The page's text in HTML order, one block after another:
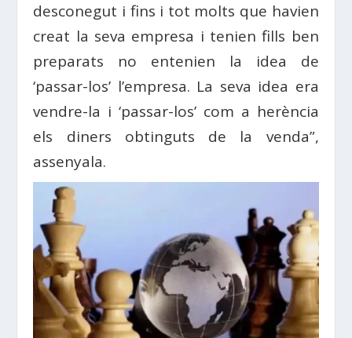
desconegut i fins i tot molts que havien
creat la seva empresa i tenien fills ben
preparats no entenien la idea de
‘passar-los’ l’empresa. La seva idea era
vendre-la i ‘passar-los’ com a herència
els diners obtinguts de la venda”,
assenyala.